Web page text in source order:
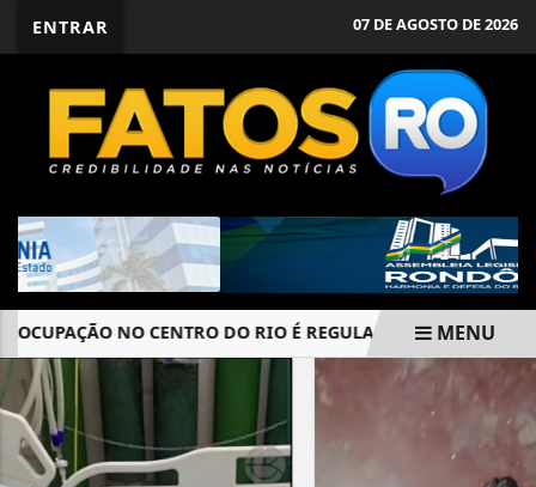
ENTRAR 07 DE AGOSTO DE 2026
NO CENTRO DO RIO É REGULARIZADA CAIXA
EM ALTA
MENU